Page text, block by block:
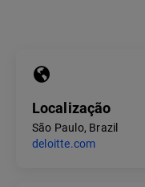
Localização
São Paulo, Brazil
deloitte.com